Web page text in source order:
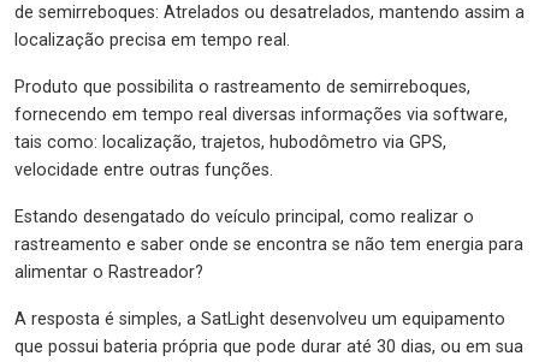
de semirreboques: Atrelados ou desatrelados, mantendo assim a
localização precisa em tempo real.
Produto que possibilita o rastreamento de semirreboques,
fornecendo em tempo real diversas informações via software,
tais como: localização, trajetos, hubodômetro via GPS,
velocidade entre outras funções.
Estando desengatado do veículo principal, como realizar o
rastreamento e saber onde se encontra se não tem energia para
alimentar o Rastreador?
A resposta é simples, a SatLight desenvolveu um equipamento
que possui bateria própria que pode durar até 30 dias, ou em sua